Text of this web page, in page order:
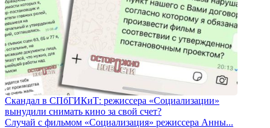
Скандал в СПбГИКиТ: режиссера «Социализации»
вынудили снимать кино за свой счет?
Случай с фильмом «Социализация» режиссера Анны...